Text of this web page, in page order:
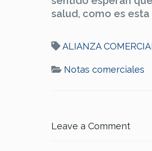
salud, como es esta
ALIANZA
Notas comerciales
Leave a Comment